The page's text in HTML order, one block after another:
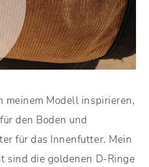
meinem Modell inspirieren,
den Boden und
für das Innenfutter. Mein
sind die goldenen D-Ringe